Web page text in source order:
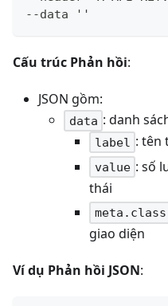
--data ''
Cấu trúc Phản hồi:
JSON gồm:
data : danh
label : tên
value : số
thái
meta.class
giao diện
Ví dụ Phản hồi JSON: